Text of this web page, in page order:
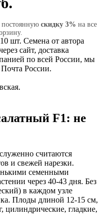
скидку 3% на все
шт. Семена от автора
сайт, доставка
по всей России, мы
России.
F1: не
считаются
и свежей нарезки.
семенными
через 40-43 дня. Без
в каждом узле
Плоды длиной 12-15 см,
цилиндрические, гладкие,